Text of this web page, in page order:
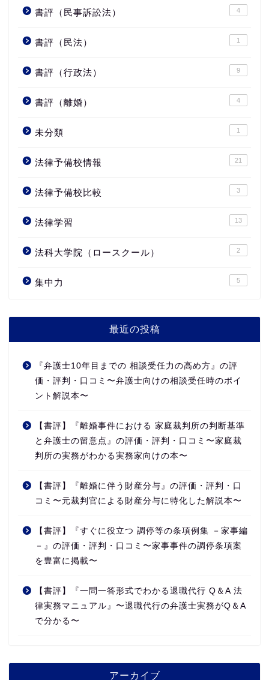
書評（民事訴訟法） 4
書評（民法） 1
書評（行政法） 9
書評（離婚） 4
未分類 1
法律予備校情報 21
法律予備校比較 3
法律学習 13
法科大学院（ロースクール） 2
集中力 5
最近の投稿
『弁護士10年目までの 相談受任力の高め方』の評
価・評判・口コミ〜弁護士向けの相談受任時のポイ
ント解説本〜
【書評】『離婚事件における 家庭裁判所の判断基準
と弁護士の留意点』の評価・評判・口コミ〜家庭裁
判所の実務がわかる実務家向けの本〜
【書評】『離婚に伴う財産分与』の評価・評判・口
コミ〜元裁判官による財産分与に特化した解説本〜
【書評】『すぐに役立つ 調停等の条項例集 －家事編
－』の評価・評判・口コミ〜家事事件の調停条項案
を豊富に掲載〜
【書評】『一問一答形式でわかる退職代行 Q＆A 法
律実務マニュアル』〜退職代行の弁護士実務がQ＆A
で分かる〜
アーカイブ